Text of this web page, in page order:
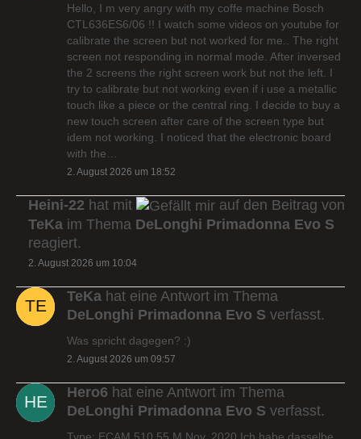
Hello, I m very angry with my coffe machine Bosch
CTL636ES6/06 !! I watch some videos on youtube for
calibrate the screen but not worked for me.. The right
screen not responding in normal mode. After inversed
the 2 screens the right screen work but not the left. I
try to calibrate but not working even if i use a metallic
touch like a piece or the central ring. I decide to buy a
new touch screen after care of the screen type but
idem not working. I noticed that the electronic board
with the…
2. August 2026 um 18:52
Heini-22 hat mit
auf den Beitrag von
TeKa im Thema DeLonghi Primadonna Evo S
reagiert.
2. August 2026 um 10:04
TeKa hat eine Antwort im Thema
DeLonghi Primadonna Evo S verfasst.
Was spricht dagegen? :)
2. August 2026 um 09:57
Hero6 hat eine Antwort im Thema
DeLonghi Primadonna Evo S verfasst.
Type: ECAM 510.55.M Nov. 2020 Ich habe dasselbe